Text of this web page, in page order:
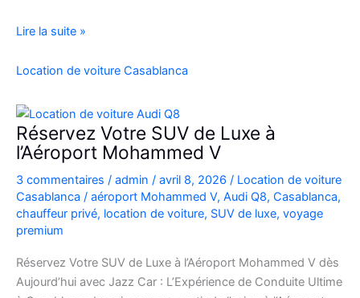
Voyager
Casablanca
Fiat
500
:
pratiques
et
bons
Lire la suite »
Location de voiture Casablanca
Réservez Votre SUV de Luxe à
l’Aéroport Mohammed V
3 commentaires / admin / avril 8, 2026 / Location de voiture
Casablanca / aéroport Mohammed V, Audi Q8, Casablanca,
chauffeur privé, location de voiture, SUV de luxe, voyage
premium
Réservez Votre SUV de Luxe à l’Aéroport Mohammed V dès
Aujourd’hui avec Jazz Car : L’Expérience de Conduite Ultime